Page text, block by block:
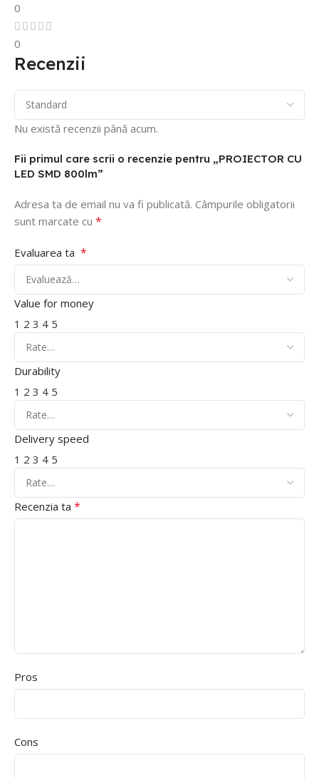
0
0
Recenzii
Nu există recenzii până acum.
Fii primul care scrii o recenzie pentru „PROIECTOR CU
LED SMD 800lm”
Adresa ta de email nu va fi publicată. Câmpurile obligatorii
sunt marcate cu *
Evaluarea ta *
Value for money
1 2 3 4 5
Durability
1 2 3 4 5
Delivery speed
1 2 3 4 5
Recenzia ta *
Pros
Cons